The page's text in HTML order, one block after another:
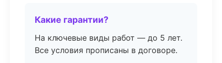
Какие гарантии?
На ключевые виды работ — до 5 лет.
Все условия прописаны в договоре.